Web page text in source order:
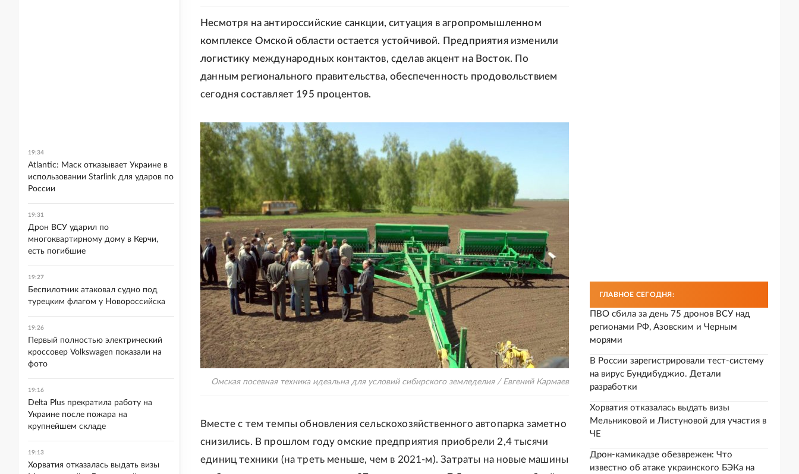
Несмотря на антироссийские санкции, ситуация в агропромышленном
комплексе Омской области остается устойчивой. Предприятия изменили
логистику международных контактов, сделав акцент на Восток. По
данным регионального правительства, обеспеченность продовольствием
сегодня составляет 195 процентов.
Омская посевная техника идеальна для условий сибирского земледелия / Евгений Кармаев
Вместе с тем темпы обновления сельскохозяйственного автопарка заметно
снизились. В прошлом году омские предприятия приобрели 2,4 тысячи
единиц техники (на треть меньше, чем в 2021-м). Затраты на новые машины
ГЛАВНОЕ СЕГОДНЯ:
ПВО сбила за день 75 дронов ВСУ над
регионами РФ, Азовским и Черным
морями
В России зарегистрировали тест-систему
на вирус Бундибуджио. Детали
разработки
Хорватия отказалась выдать визы
Мельниковой и Листуновой для участия в
ЧЕ
Дрон-камикадзе обезврежен: Что
известно об атаке украинского БЭКа на
19:34
Atlantic: Маск отказывает Украине в
использовании Starlink для ударов по
России
19:31
Дрон ВСУ ударил по
многоквартирному дому в Керчи,
есть погибшие
19:27
Беспилотник атаковал судно под
турецким флагом у Новороссийска
19:26
Первый полностью электрический
кроссовер Volkswagen показали на
фото
19:16
Delta Plus прекратила работу на
Украине после пожара на
крупнейшем складе
19:13
Хорватия отказалась выдать визы